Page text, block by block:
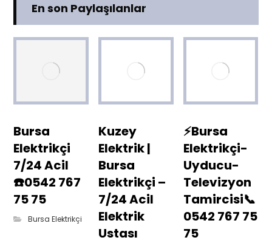
En son Paylaşılanlar
Bursa
Elektrikçi
7/24 Acil
☎️0542 767
75 75
Bursa Elektrikçi
Kuzey
Elektrik |
Bursa
Elektrikçi –
7/24 Acil
Elektrik
Ustası
⚡Bursa
Elektrikçi-
Uyducu-
Televizyon
Tamircisi📞
0542 767 75
75